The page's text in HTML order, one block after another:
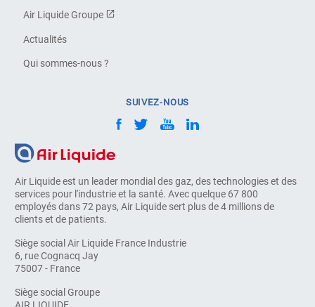
Air Liquide est un leader mondial des gaz, des technologies et des
services pour l'industrie et la santé. Avec quelque 67 800
employés dans 72 pays, Air Liquide sert plus de 4 millions de
clients et de patients.
Siège social Air Liquide France Industrie
6, rue Cognacq Jay
75007 - France
Siège social Groupe
Air Liquide Groupe
Actualités
Qui sommes-nous ?
SUIVEZ-NOUS